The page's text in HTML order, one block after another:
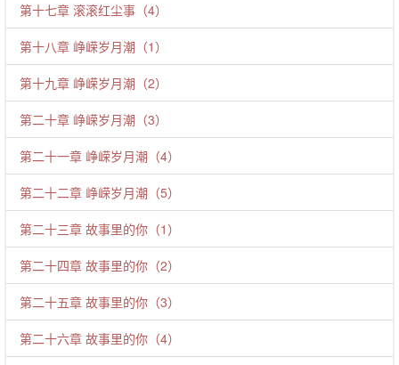
第十七章 滚滚红尘事（4）
第十八章 峥嵘岁月潮（1）
第十九章 峥嵘岁月潮（2）
第二十章 峥嵘岁月潮（3）
第二十一章 峥嵘岁月潮（4）
第二十二章 峥嵘岁月潮（5）
第二十三章 故事里的你（1）
第二十四章 故事里的你（2）
第二十五章 故事里的你（3）
第二十六章 故事里的你（4）